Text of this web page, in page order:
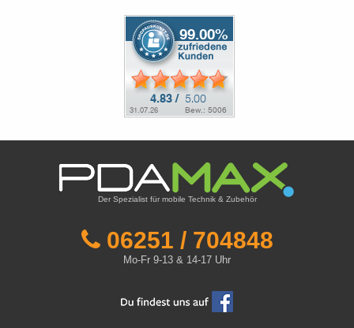
Der Spezialist für mobile Technik & Zubehör
06251 / 704848
Mo-Fr 9-13 & 14-17 Uhr